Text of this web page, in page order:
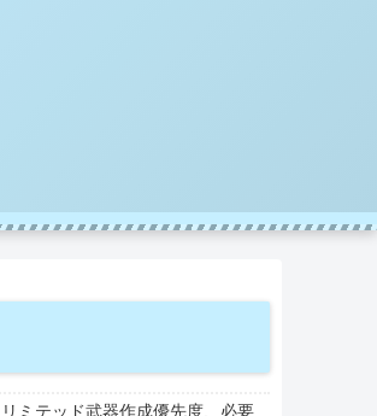
リミテッド武器作成優先度、必要